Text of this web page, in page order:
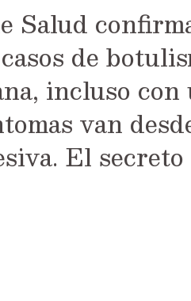
Salud
de
incluso con
van
El secreto